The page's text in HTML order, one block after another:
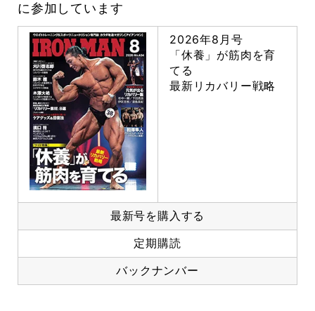
に参加しています
2026年8月号
「休養」が筋肉を育
てる
最新リカバリー戦略
最新号を購入する
定期購読
バックナンバー